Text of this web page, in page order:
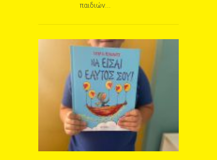
παιδιών...